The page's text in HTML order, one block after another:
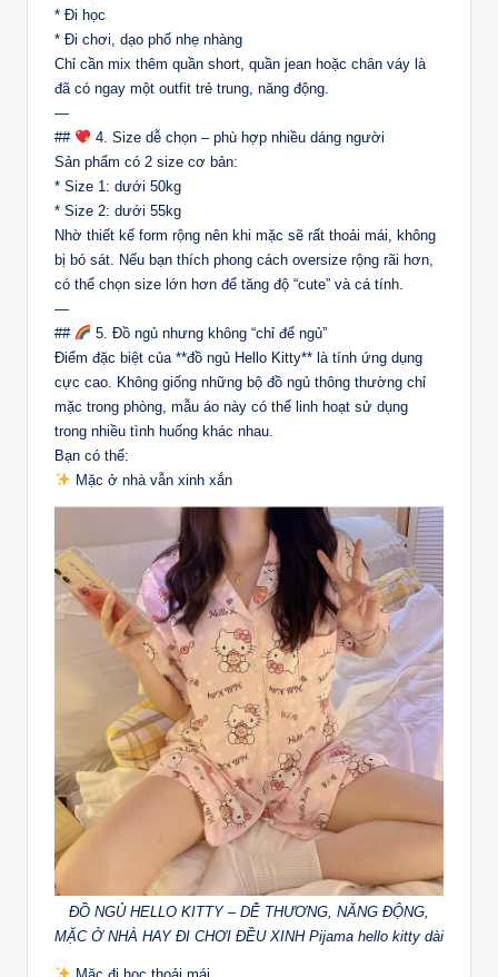
* Đi học
* Đi chơi, dạo phố nhẹ nhàng
Chỉ cần mix thêm quần short, quần jean hoặc chân váy là
đã có ngay một outfit trẻ trung, năng động.
—
##
4. Size dễ chọn – phù hợp nhiều dáng người
Sản phẩm có 2 size cơ bản:
* Size 1: dưới 50kg
* Size 2: dưới 55kg
Nhờ thiết kế form rộng nên khi mặc sẽ rất thoải mái, không
bị bó sát. Nếu bạn thích phong cách oversize rộng rãi hơn,
có thể chọn size lớn hơn để tăng độ “cute” và cá tính.
—
##
5. Đồ ngủ nhưng không “chỉ để ngủ”
Điểm đặc biệt của **đồ ngủ Hello Kitty** là tính ứng dụng
cực cao. Không giống những bộ đồ ngủ thông thường chỉ
mặc trong phòng, mẫu áo này có thể linh hoạt sử dụng
trong nhiều tình huống khác nhau.
Bạn có thể:
Mặc ở nhà vẫn xinh xắn
ĐỒ NGỦ HELLO KITTY – DỄ THƯƠNG, NĂNG ĐỘNG,
MẶC Ở NHÀ HAY ĐI CHƠI ĐỀU XINH Pijama hello kitty dài